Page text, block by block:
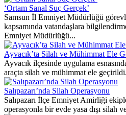
‘Ortam Sanal Suç Gerçek’
Samsun İl Emniyet Müdürlüğü
kapsamında vatandaşlara
Emniyet Müdürlüğü...
Ayvacık’ta Silah ve Mühimmat Ele
Ayvacık ilçesinde uygulama
araçta silah ve mühimmat ele
Salıpazarı’nda Silah Operasyonu
Salıpazarı İlçe Emniyet Amirliği
operasyonla bir evde yasa dışı silah